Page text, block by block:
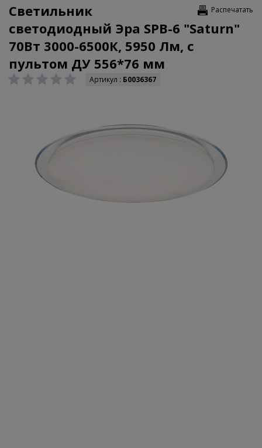
Распечатать
Светильник
светодиодный Эра SPB-6 "Saturn"
70Вт 3000-6500К, 5950 Лм, с
пультом ДУ 556*76 мм
Артикул : Б0036367